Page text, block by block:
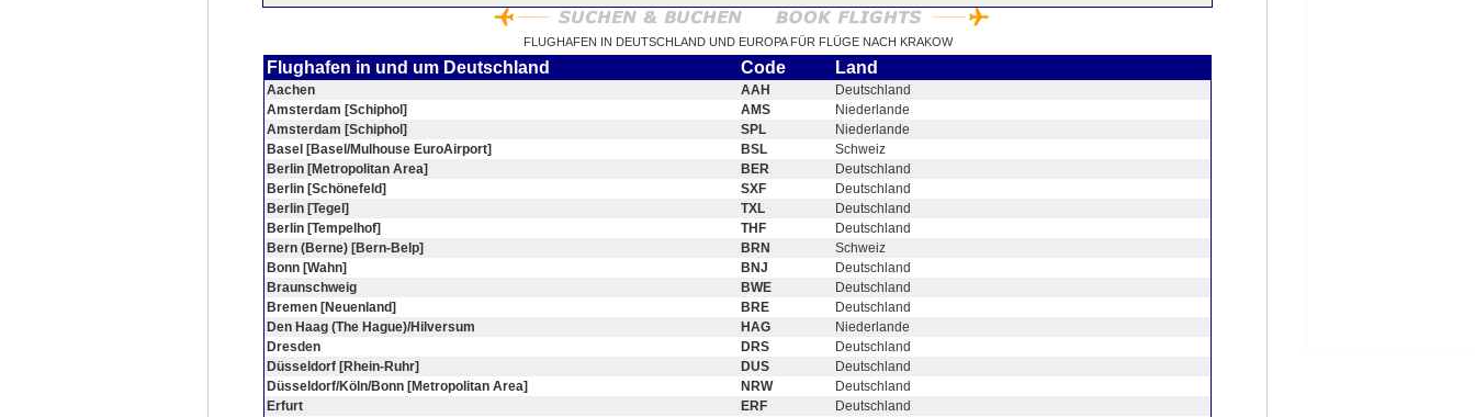
FLUGHAFEN IN DEUTSCHLAND UND EUROPA FÜR FLÜGE NACH KRAKOW
Flughafen in und um Deutschland Code Land
Aachen AAH
Deutschland
Amsterdam [Schiphol]
AMS
Niederlande
Amsterdam [Schiphol]
SPL
Niederlande
Basel [Basel/Mulhouse EuroAirport]
BSL
Schweiz
Berlin [Metropolitan Area]
BER
Deutschland
Berlin [Schönefeld]
SXF
Deutschland
Berlin [Tegel]
TXL
Deutschland
Berlin [Tempelhof]
THF
Deutschland
Bern (Berne) [Bern-Belp]
BRN
Schweiz
Bonn [Wahn]
BNJ
Deutschland
Braunschweig
BWE
Deutschland
Bremen [Neuenland]
BRE
Deutschland
Den Haag (The Hague)/Hilversum
HAG
Niederlande
Dresden
DRS
Deutschland
Düsseldorf [Rhein-Ruhr]
DUS
Deutschland
Düsseldorf/Köln/Bonn [Metropolitan Area]
NRW
Deutschland
Erfurt
ERF
Deutschland